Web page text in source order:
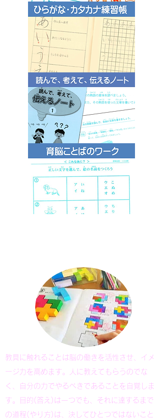
教具に触れることは脳の働きを活性させ、イメ
ージ力を高めます。人に教えてもらうのでな
く、自分の力でやるべきであることを自覚しま
す。目的(答え)は一つでも、それに達するまで
の道程(やり方)は、決してひとつではないこと